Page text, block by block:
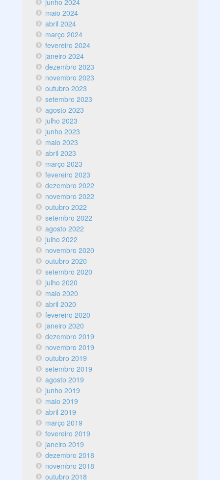
maio 2024
abril 2024
março 2024
fevereiro 2024
janeiro 2024
dezembro 2023
novembro 2023
outubro 2023
setembro 2023
agosto 2023
julho 2023
junho 2023
maio 2023
abril 2023
março 2023
fevereiro 2023
dezembro 2022
novembro 2022
outubro 2022
setembro 2022
agosto 2022
julho 2022
novembro 2020
outubro 2020
setembro 2020
julho 2020
maio 2020
abril 2020
fevereiro 2020
janeiro 2020
dezembro 2019
novembro 2019
outubro 2019
setembro 2019
agosto 2019
junho 2019
maio 2019
abril 2019
março 2019
fevereiro 2019
janeiro 2019
dezembro 2018
novembro 2018
outubro 2018